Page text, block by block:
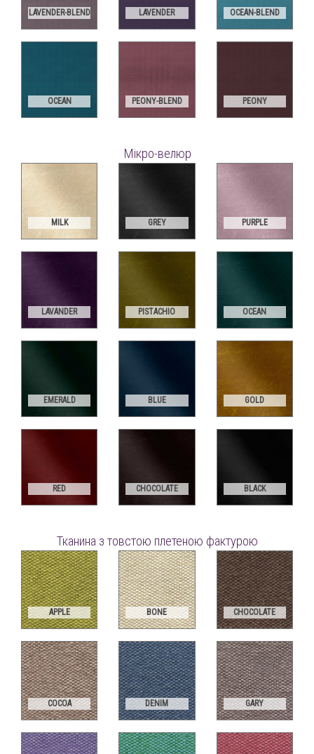
LAVENDER-BLEND LAVENDER OCEAN-BLEND
OCEAN PEONY-BLEND PEONY
Мікро-велюр
MILK GREY PURPLE
LAVANDER PISTACHIO OCEAN
EMERALD BLUE GOLD
RED CHOCOLATE BLACK
Тканина з товстою плетеною фактурою
APPLE BONE CHOCOLATE
COCOA DENIM GARY